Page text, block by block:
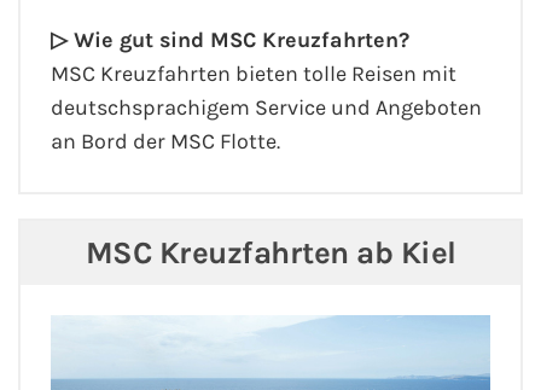
▷ Wie gut sind MSC Kreuzfahrten?
MSC Kreuzfahrten bieten tolle Reisen mit
deutschsprachigem Service und Angeboten
an Bord der MSC Flotte.
MSC Kreuzfahrten ab Kiel